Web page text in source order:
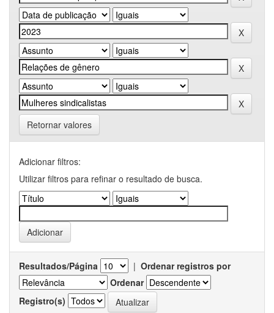
Retornar valores
Adicionar filtros:
Utilizar filtros para refinar o resultado de busca.
Resultados/Página | Ordenar registros por
Ordenar
Registro(s)